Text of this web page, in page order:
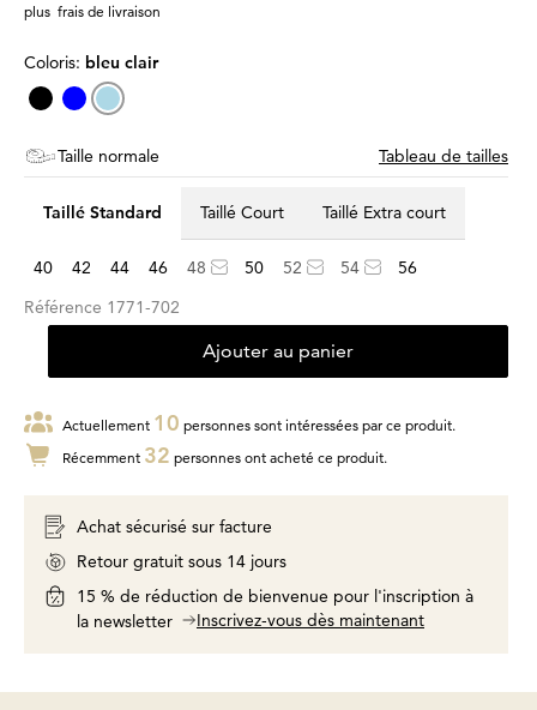
plus frais de livraison
Coloris: bleu clair
Taille normale Tableau de tailles
Taillé Standard Taillé Court Taillé Extra court
40 42 44 46 48 50 52 54
56
Référence 1771-702
Ajouter au panier
Actuellement 10 personnes sont intéressées par ce produit.
Récemment 32 personnes ont acheté ce produit.
Achat sécurisé sur facture
Retour gratuit sous 14 jours
15 % de réduction de bienvenue pour l'inscription à
la newsletter
Inscrivez-vous dès maintenant